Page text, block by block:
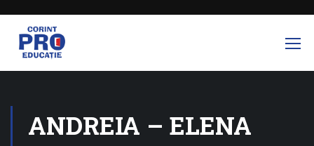
ANDREIA – ELENA